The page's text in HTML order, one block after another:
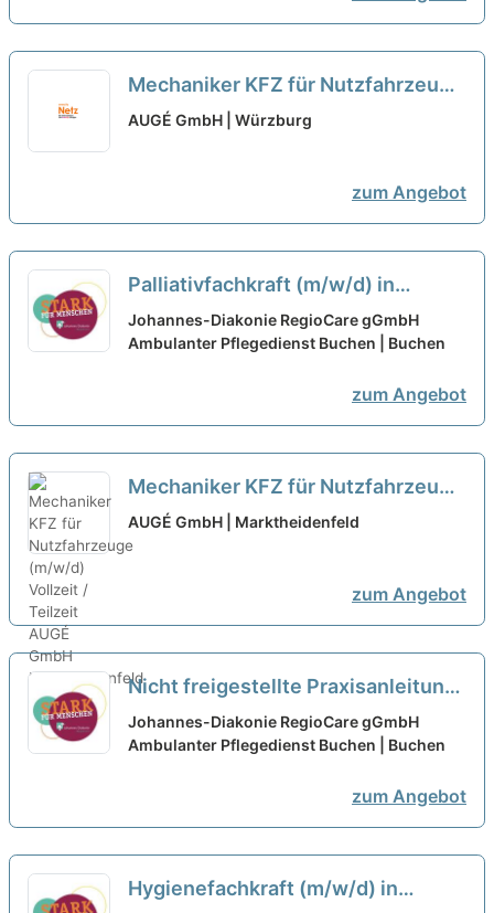
Mechaniker KFZ für Nutzfahrzeuge
(m/w/d) Vollzeit / Teilzeit
AUGÉ GmbH | Würzburg
zum Angebot
Palliativfachkraft (m/w/d) in
Teilzeit – Bei uns startet Deine
Karriere! neu
Johannes-Diakonie RegioCare gGmbH
Ambulanter Pflegedienst Buchen | Buchen
zum Angebot
Mechaniker KFZ für Nutzfahrzeuge
(m/w/d) Vollzeit / Teilzeit
AUGÉ GmbH | Marktheidenfeld
zum Angebot
Nicht freigestellte Praxisanleitung
(m/w/d) in Teilzeit – Bei uns startet
Deine Karriere! neu
Johannes-Diakonie RegioCare gGmbH
Ambulanter Pflegedienst Buchen | Buchen
zum Angebot
Hygienefachkraft (m/w/d) in